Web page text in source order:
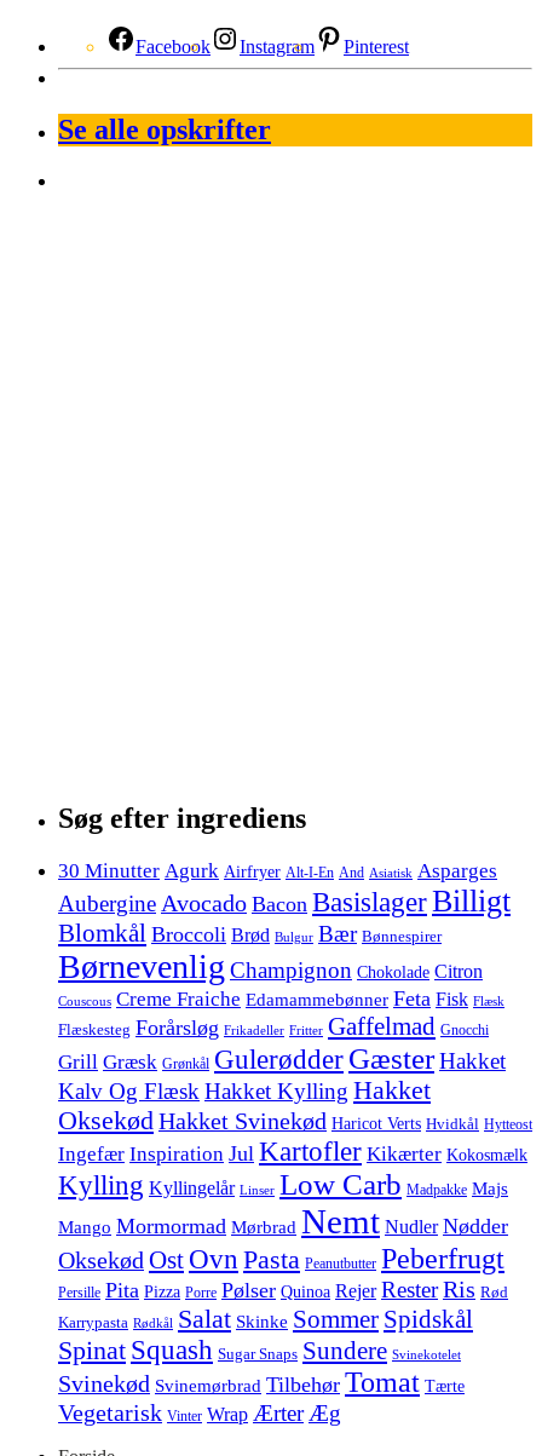
Facebook Instagram Pinterest
Se alle opskrifter
Søg efter ingrediens
30 Minutter Agurk Airfryer Alt-I-En And Asiatisk Asparges
Aubergine Avocado Bacon BasislagerBilligt
Blomkål Broccoli Brød Bulgur Bær Bønnespirer
Børnevenlig Champignon Chokolade Citron
Couscous Creme Fraiche Edamammebønner Feta Fisk Flæsk
Flæskesteg Forårsløg Frikadeller Fritter Gaffelmad Gnocchi
Grill Græsk Grønkål GulerødderGæsterHakket
Kalv Og Flæsk Hakket Kylling Hakket
Oksekød Hakket Svinekød Haricot Verts Hvidkål Hytteost
Ingefær Inspiration Jul Kartofler Kikærter Kokosmælk
Kylling Kyllingelår Linser Low Carb Madpakke Majs
Mango Mormormad Mørbrad Nemt Nudler Nødder
Oksekød Ost Ovn Pasta Peanutbutter Peberfrugt
Persille Pita Pizza Porre Pølser Quinoa Rejer ResterRis Rød
Karrypasta Rødkål Salat Skinke Sommer Spidskål
Spinat Squash Sugar Snaps Sundere Svinekotelet
Svinekød Svinemørbrad Tilbehør Tomat Tærte
Vegetarisk Vinter Wrap Ærter Æg